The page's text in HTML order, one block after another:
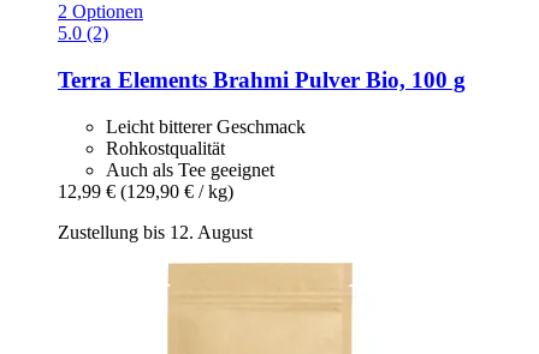
2 Optionen
5.0 (2)
Terra Elements Brahmi Pulver Bio, 100 g
Leicht bitterer Geschmack
Rohkostqualität
Auch als Tee geeignet
12,99 € (129,90 € / kg)
Zustellung bis 12. August